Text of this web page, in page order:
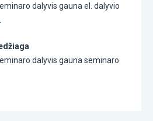
dalyvis gauna el. dalyvio
dalyvis gauna seminaro